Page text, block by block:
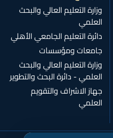
وزارة التعليم العالي والبحث
العلمي
دائرة التعليم الجامعي الأهلي
جامعات ومؤسسات
وزارة التعليم العالي والبحث
العلمي - دائرة البحث والتطوير
جهاز الاشراف والتقويم
العلمي